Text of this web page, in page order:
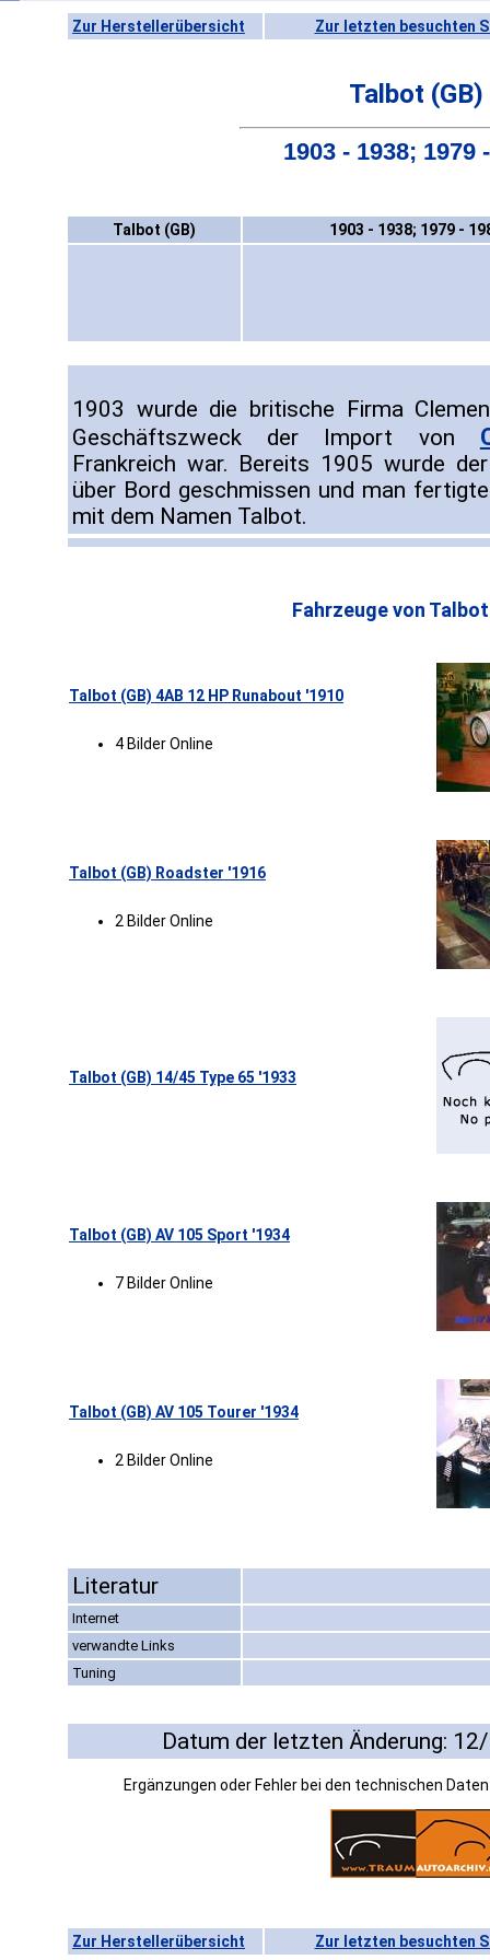
Zur Herstellerübersicht Zur letzten besuchten
Talbot (GB)
1903 - 1938; 1979
Talbot (GB) 1903 - 1938; 1979 -
1903 wurde die britische Firma
Geschäftszweck der Import von
Frankreich war. Bereits 1905 wurde
über Bord geschmissen und man
mit dem Namen Talbot.
Fahrzeuge von
Talbot (GB) 4AB 12 HP Runabout '1910
4 Bilder Online
Talbot (GB) Roadster '1916
2 Bilder Online
Talbot (GB) 14/45 Type 65 '1933
Talbot (GB) AV 105 Sport '1934
7 Bilder Online
Talbot (GB) AV 105 Tourer '1934
2 Bilder Online
Literatur
Internet
verwandte Links
Tuning
Datum der letzten Änderung:
Ergänzungen oder Fehler bei den technischen
Zur Herstellerübersicht Zur letzten besuchten